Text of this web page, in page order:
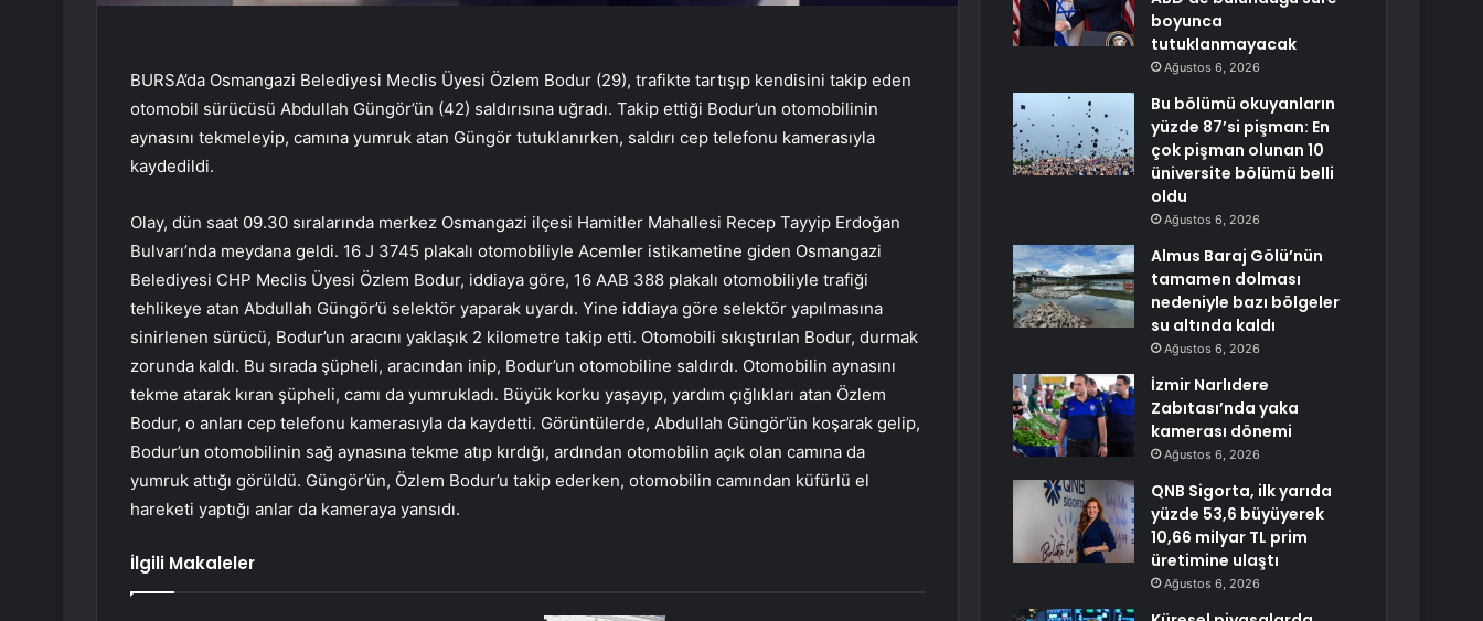
BURSA’da Osmangazi Belediyesi Meclis Üyesi Özlem Bodur (29), trafikte tartışıp kendisini takip eden
otomobil sürücüsü Abdullah Güngör’ün (42) saldırısına uğradı. Takip ettiği Bodur’un otomobilinin
aynasını tekmeleyip, camına yumruk atan Güngör tutuklanırken, saldırı cep telefonu kamerasıyla
kaydedildi.
Olay, dün saat 09.30 sıralarında merkez Osmangazi ilçesi Hamitler Mahallesi Recep Tayyip Erdoğan
Bulvarı’nda meydana geldi. 16 J 3745 plakalı otomobiliyle Acemler istikametine giden Osmangazi
Belediyesi CHP Meclis Üyesi Özlem Bodur, iddiaya göre, 16 AAB 388 plakalı otomobiliyle trafiği
tehlikeye atan Abdullah Güngör’ü selektör yaparak uyardı. Yine iddiaya göre selektör yapılmasına
sinirlenen sürücü, Bodur’un aracını yaklaşık 2 kilometre takip etti. Otomobili sıkıştırılan Bodur, durmak
zorunda kaldı. Bu sırada şüpheli, aracından inip, Bodur’un otomobiline saldırdı. Otomobilin aynasını
tekme atarak kıran şüpheli, camı da yumrukladı. Büyük korku yaşayıp, yardım çığlıkları atan Özlem
Bodur, o anları cep telefonu kamerasıyla da kaydetti. Görüntülerde, Abdullah Güngör’ün koşarak gelip,
Bodur’un otomobilinin sağ aynasına tekme atıp kırdığı, ardından otomobilin açık olan camına da
yumruk attığı görüldü. Güngör’ün, Özlem Bodur’u takip ederken, otomobilin camından küfürlü el
hareketi yaptığı anlar da kameraya yansıdı.
İlgili Makaleler
boyunca
tutuklanmayacak
Ağustos 6, 2026
Bu bölümü okuyanların
yüzde 87’si pişman: En
çok pişman olunan 10
üniversite bölümü belli
oldu
Ağustos 6, 2026
Almus Baraj Gölü’nün
tamamen dolması
nedeniyle bazı bölgeler
su altında kaldı
Ağustos 6, 2026
İzmir Narlıdere
Zabıtası’nda yaka
kamerası dönemi
Ağustos 6, 2026
QNB Sigorta, ilk yarıda
yüzde 53,6 büyüyerek
10,66 milyar TL prim
üretimine ulaştı
Ağustos 6, 2026